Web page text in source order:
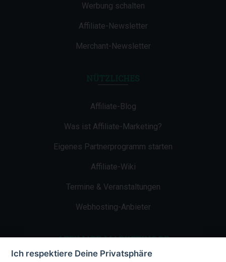
Werbung schalten
Affiliate-Newsletter
Merchant-Newsletter
Affiliate-Blog
Was ist Affiliate-Marketing?
Eigenes Partnerprogramm starten
Affiliate-Wiki
Termine & Veranstaltungen
Webhosting-Anbieter
AFFILIATE-MARKETING.DE
Ich respektiere Deine Privatsphäre